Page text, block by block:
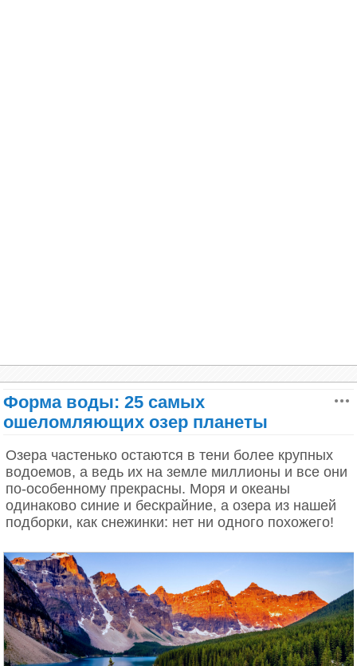
Норвегия. Фото: Андрес Ньето Поррас
Форма воды: 25 самых
ошеломляющих озер планеты
Озера частенько остаются в тени более крупных
водоемов, а ведь их на земле миллионы и все они
по-особенному прекрасны. Моря и океаны
одинаково синие и бескрайние, а озера из нашей
подборки, как снежинки: нет ни одного похожего!